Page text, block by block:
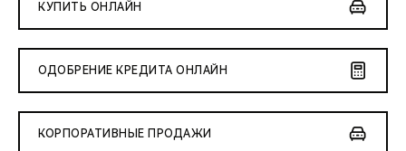
КУПИТЬ ОНЛАЙН
ОДОБРЕНИЕ КРЕДИТА ОНЛАЙН
КОРПОРАТИВНЫЕ ПРОДАЖИ